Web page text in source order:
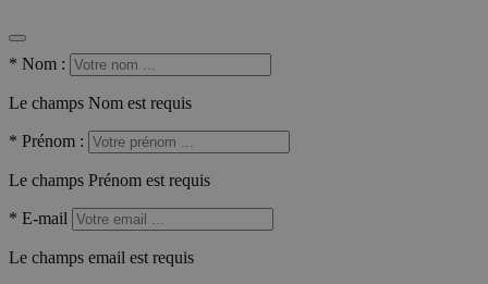
* Nom :
Le champs Nom est requis
* Prénom :
Le champs Prénom est requis
* E-mail
Le champs email est requis